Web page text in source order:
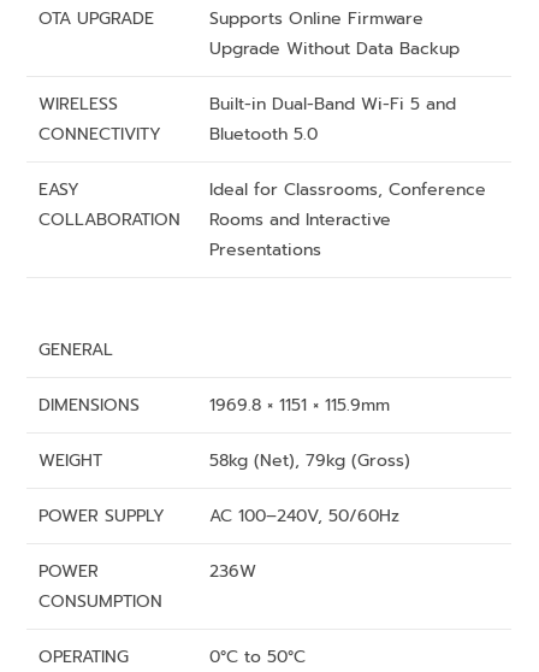
OTA UPGRADE
Supports Online Firmware
Upgrade Without Data Backup
WIRELESS
CONNECTIVITY
Built-in Dual-Band Wi-Fi 5 and
Bluetooth 5.0
EASY
COLLABORATION
Ideal for Classrooms, Conference
Rooms and Interactive
Presentations
GENERAL
DIMENSIONS 1969.8 × 1151 × 115.9mm
WEIGHT 58kg (Net), 79kg (Gross)
POWER SUPPLY AC 100–240V, 50/60Hz
POWER
CONSUMPTION
236W
OPERATING
0°C to 50°C